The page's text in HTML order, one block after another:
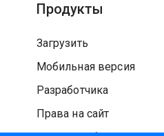
Продукты
Загрузить
Мобильная версия
Разработчика
Права на сайт